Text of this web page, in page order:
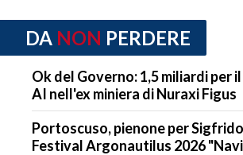
DA NON PERDERE
Ok del Governo: 1,5 miliardi per
AI nell'ex miniera di Nuraxi Figus
Portoscuso, pienone per
Festival Argonautilus 2026